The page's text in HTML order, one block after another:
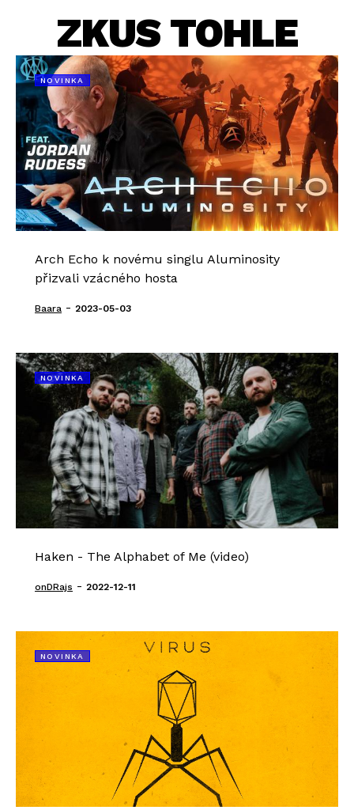
ZKUS TOHLE
NOVINKA
Arch Echo k novému singlu Aluminosity
přizvali vzácného hosta
Baara - 2023-05-03
NOVINKA
Haken - The Alphabet of Me (video)
onDRajs - 2022-12-11
NOVINKA